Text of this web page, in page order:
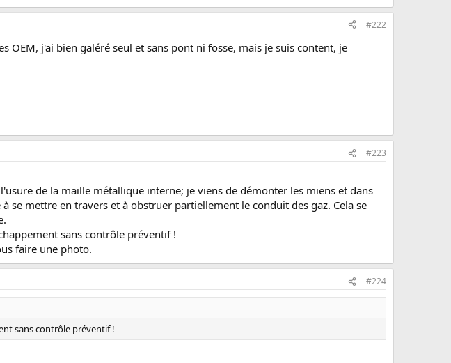
#222
OEM, j'ai bien galéré seul et sans pont ni fosse, mais je suis content, je
#223
de la maille métallique interne; je viens de démonter les miens et dans
se mettre en travers et à obstruer partiellement le conduit des gaz. Cela se
sans contrôle préventif !
faire une photo.
#224
sans contrôle préventif !